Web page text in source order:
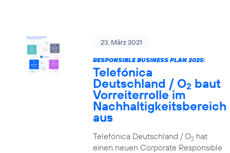
23. März 2021
RESPONSIBLE BUSINESS PLAN 2025:
Telefónica
Deutschland / O2 baut
Vorreiterrolle im
Nachhaltigkeitsbereich
aus
Telefónica Deutschland / O2hat
einen neuen Corporate Responsible